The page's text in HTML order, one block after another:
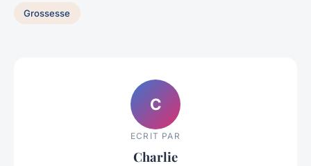
Grossesse
C
ECRIT PAR
Charlie